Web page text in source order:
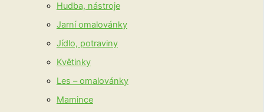
Hudba, nástroje
Jarní omalovánky
Jídlo, potraviny
Květinky
Les – omalovánky
Mamince